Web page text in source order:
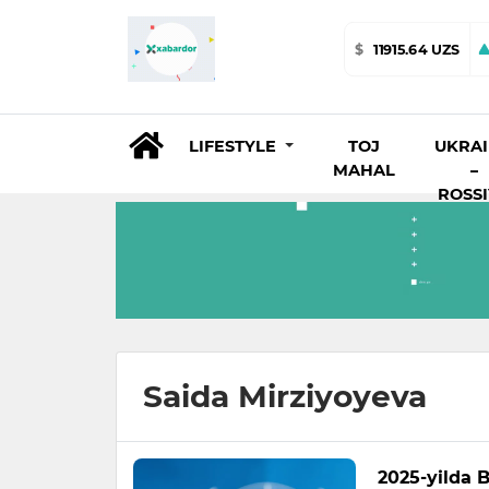
$ 11915.64 UZS
LIFESTYLE
TOJ
MAHAL
–
Saida Mirziyoyeva
2025-yilda